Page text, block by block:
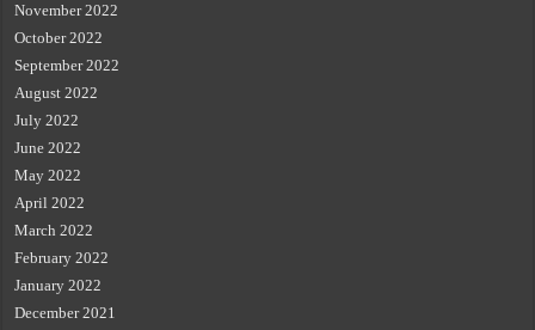
November 2022
October 2022
September 2022
August 2022
July 2022
June 2022
May 2022
April 2022
March 2022
February 2022
January 2022
December 2021